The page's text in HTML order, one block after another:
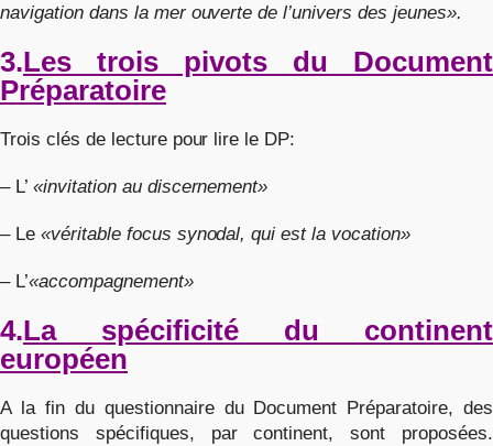
navigation dans la mer ouverte de l’univers des jeunes».
3.Les trois pivots du Document
Préparatoire
Trois clés de lecture pour lire le DP:
– L’ «invitation au discernement»
– Le «véritable focus synodal, qui est la vocation»
– L’«accompagnement»
4.La spécificité du continent
européen
A la fin du questionnaire du Document Préparatoire, des
questions spécifiques, par continent, sont proposées.